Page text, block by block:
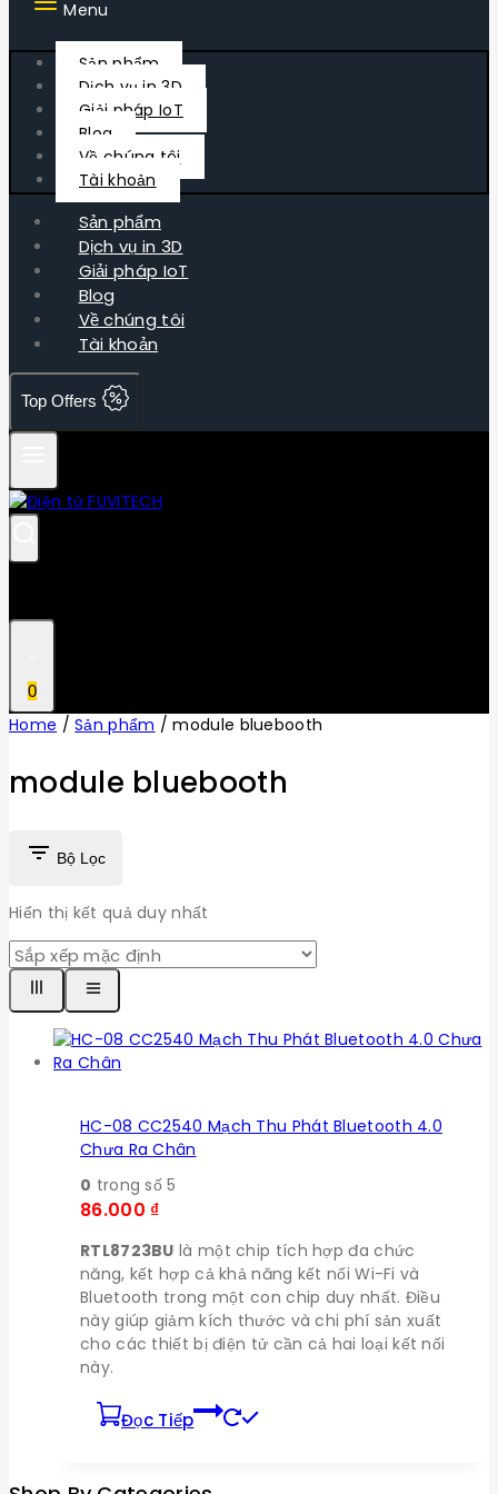
Menu
Sản phẩm
Dịch vụ in 3D
Giải pháp IoT
Blog
Về chúng tôi
Tài khoản
Sản phẩm
Dịch vụ in 3D
Giải pháp IoT
Blog
Về chúng tôi
Tài khoản
Top Offers
0
Home / Sản phẩm / module bluebooth
module bluebooth
Bộ Lọc
Hiển thị kết quả duy nhất
HC-08 CC2540 Mạch Thu Phát Bluetooth 4.0
Chưa Ra Chân
0 trong số 5
86.000 ₫
RTL8723BU là một chip tích hợp đa chức
năng, kết hợp cả khả năng kết nối Wi-Fi và
Bluetooth trong một con chip duy nhất. Điều
này giúp giảm kích thước và chi phí sản xuất
cho các thiết bị điện tử cần cả hai loại kết nối
này.
Đọc Tiếp